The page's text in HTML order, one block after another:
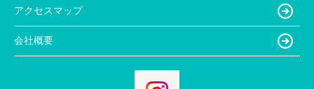
アクセスマップ
会社概要